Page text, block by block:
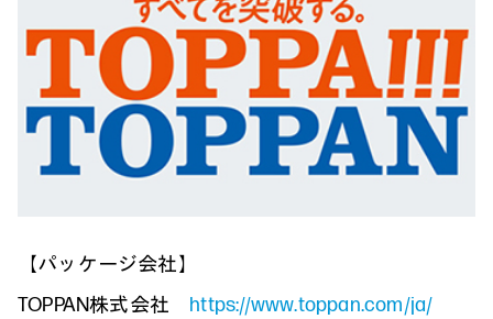
【パッケージ会社】
TOPPAN株式会社 https://www.toppan.com/ja/